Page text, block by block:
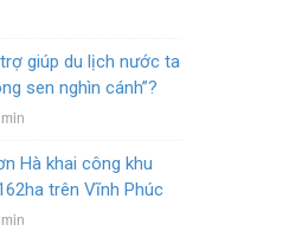
giúp du lịch nước ta
sen nghìn cánh”?
Hà khai công khu
trên Vĩnh Phúc